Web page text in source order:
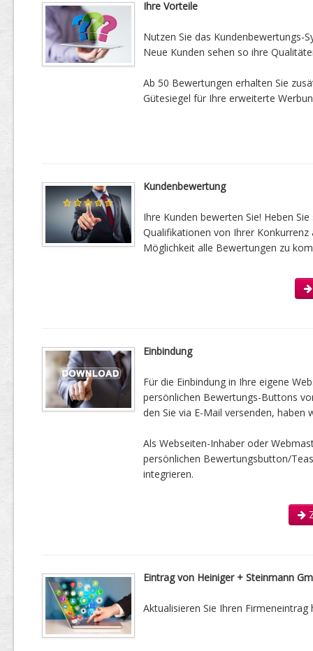
Ihre Vorteile
Nutzen Sie das Kundenbewertungs-
Neue Kunden sehen so ihre
Ab 50 Bewertungen erhalten Sie
Gütesiegel für Ihre erweiterte
Kundenbewertung
Ihre Kunden bewerten Sie! Heben
Qualifikationen von Ihrer Konkurrenz
Möglichkeit alle Bewertungen zu
Einbindung
Für die Einbindung in Ihre eigene
persönlichen Bewertungs-Buttons
den Sie via E-Mail versenden, haben
Als Webseiten-Inhaber oder
persönlichen Bewertungsbutton/
integrieren.
Eintrag von Heiniger + Steinmann
Aktualisieren Sie Ihren Firmeneintrag